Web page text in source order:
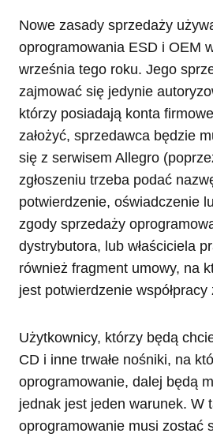
Nowe zasady sprzedaży
oprogramowania ESD i OEM
września tego roku. Jego
zajmować się jedynie
którzy posiadają konta
założyć, sprzedawca będzie
się z serwisem Allegro
zgłoszeniu trzeba podać
potwierdzenie, oświadczenie
zgody sprzedaży
dystrybutora, lub właściciela
również fragment umowy, na
jest potwierdzenie
Użytkownicy, którzy będą
CD i inne trwałe nośniki, na
oprogramowanie, dalej będą
jednak jest jeden warunek. W
oprogramowanie musi zostać